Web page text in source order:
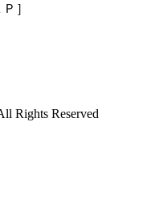
］
Rights Reserved